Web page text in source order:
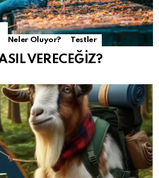
Yorum
VarNeler Oluyor? Testler
VERECEĞİZ?